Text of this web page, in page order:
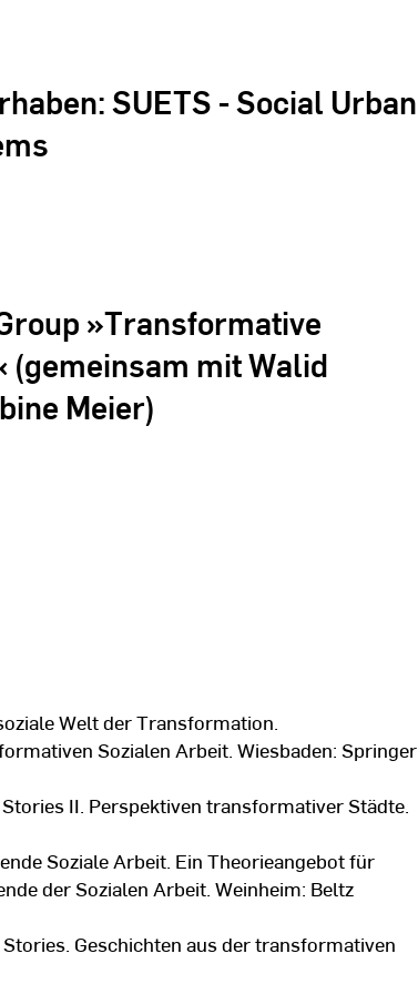
SUETS - Social Urban
»Transformative
mit Walid
Meier)
Welt der Transformation.
Sozialen Arbeit. Wiesbaden: Springer
II. Perspektiven transformativer Städte.
Soziale Arbeit. Ein Theorieangebot für
der Sozialen Arbeit. Weinheim: Beltz
Geschichten aus der transformativen